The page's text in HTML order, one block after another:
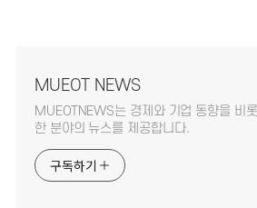
MUEOT NEWS
MUEOTNEWS는 경제와 기업 동향을 비
한 분야의 뉴스를 제공합니다.
구독하기